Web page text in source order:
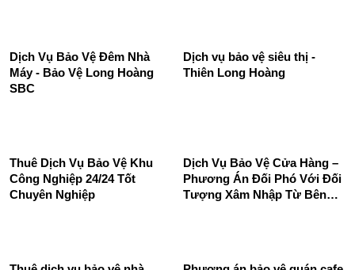
Dịch vụ bảo vệ quán ăn Long
Hoàng SBC chuyên nghiệp
Dịch vụ bảo vệ cửa hàng của
Công Ty Bảo Vệ Thiên Long
Dịch Vụ Bảo Vệ Đêm Nhà
Máy - Bảo Vệ Long Hoàng
SBC
Dịch vụ bảo vệ siêu thị -
Thiên Long Hoàng